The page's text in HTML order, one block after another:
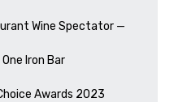
Wine Spectator —
Iron Bar
Awards 2023